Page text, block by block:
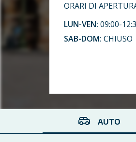
ORARI DI
LUN-VEN: 09:00-
SAB-DOM: CHIUSO
AUTO